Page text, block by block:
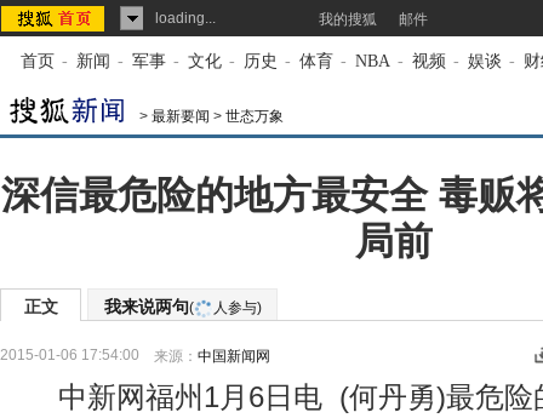
loading... 我的搜狐 邮件
首页 - 新闻 - 军事 - 文化 - 历史 - 体育 - NBA - 视频 - 娱谈 -
> 最新要闻 > 世态万象
深信最危险的地方最安全 毒贩
局前
正文 我来说两句( 人参与)
2015-01-06 17:54:00 来源： 中国新闻网
中新网福州1月6日电 (何丹勇)最危险